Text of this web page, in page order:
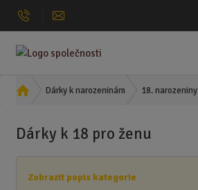
Ú
d
s
Dárky k narozeninám 18. narozeniny
Dárky k 18 pro ženu
Zobrazit popis kategorie